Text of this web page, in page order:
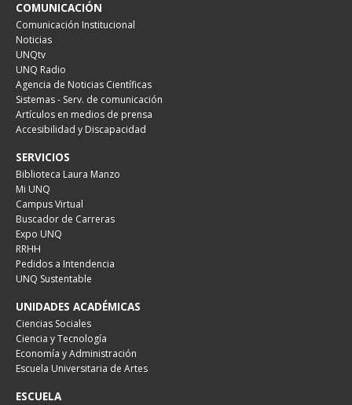
COMUNICACIÓN
Comunicación Institucional
Noticias
UNQtv
UNQ Radio
Agencia de Noticias Científicas
Sistemas - Serv. de comunicación
Artículos en medios de prensa
Accesibilidad y Discapacidad
SERVICIOS
Biblioteca Laura Manzo
Mi UNQ
Campus Virtual
Buscador de Carreras
Expo UNQ
RRHH
Pedidos a Intendencia
UNQ Sustentable
UNIDADES ACADÉMICAS
Ciencias Sociales
Ciencia y Tecnología
Economía y Administración
Escuela Universitaria de Artes
ESCUELA